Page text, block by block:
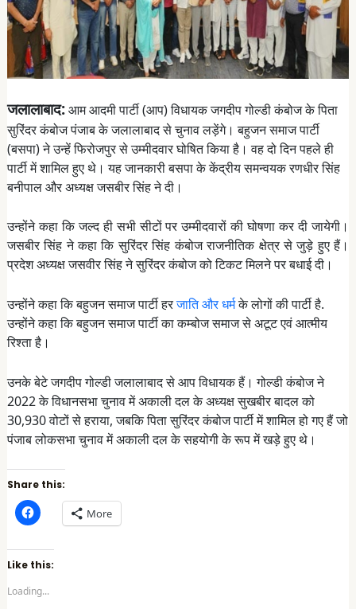
जलालाबाद:आम आदमी पार्टी (आप) विधायक जगदीप गोल्डी कंबोज के पिता
सुरिंदर कंबोज पंजाब के जलालाबाद से चुनाव लड़ेंगे। बहुजन समाज पार्टी
(बसपा) ने उन्हें फिरोजपुर से उम्मीदवार घोषित किया है। वह दो दिन पहले ही
पार्टी में शामिल हुए थे। यह जानकारी बसपा के केंद्रीय समन्वयक रणधीर सिंह
बनीपाल और अध्यक्ष जसबीर सिंह ने दी।
उन्होंने कहा कि जल्द ही सभी सीटों पर उम्मीदवारों की घोषणा कर दी जायेगी।
जसबीर सिंह ने कहा कि सुरिंदर सिंह कंबोज राजनीतिक क्षेत्र से जुड़े हुए हैं।
प्रदेश अध्यक्ष जसवीर सिंह ने सुरिंदर कंबोज को टिकट मिलने पर बधाई दी।
उन्होंने कहा कि बहुजन समाज पार्टी हरजाति और धर्मके लोगों की पार्टी है.
उन्होंने कहा कि बहुजन समाज पार्टी का कम्बोज समाज से अटूट एवं आत्मीय
रिश्ता है।
उनके बेटे जगदीप गोल्डी जलालाबाद से आप विधायक हैं। गोल्डी कंबोज ने
2022 के विधानसभा चुनाव में अकाली दल के अध्यक्ष सुखबीर बादल को
30,930 वोटों से हराया, जबकि पिता सुरिंदर कंबोज पार्टी में शामिल हो गए हैं जो
पंजाब लोकसभा चुनाव में अकाली दल के सहयोगी के रूप में खड़े हुए थे।
Share this:
C
l
k
t
o
h
More
Like this:
Loading...